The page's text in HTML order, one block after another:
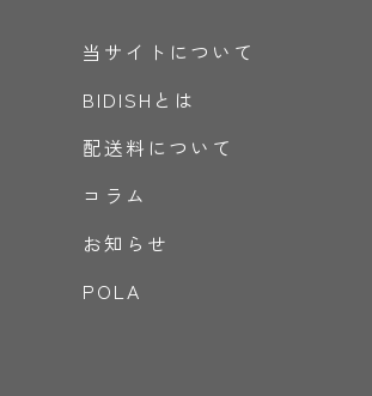
当サイトについて
BIDISHとは
配送料について
コラム
お知らせ
POLA